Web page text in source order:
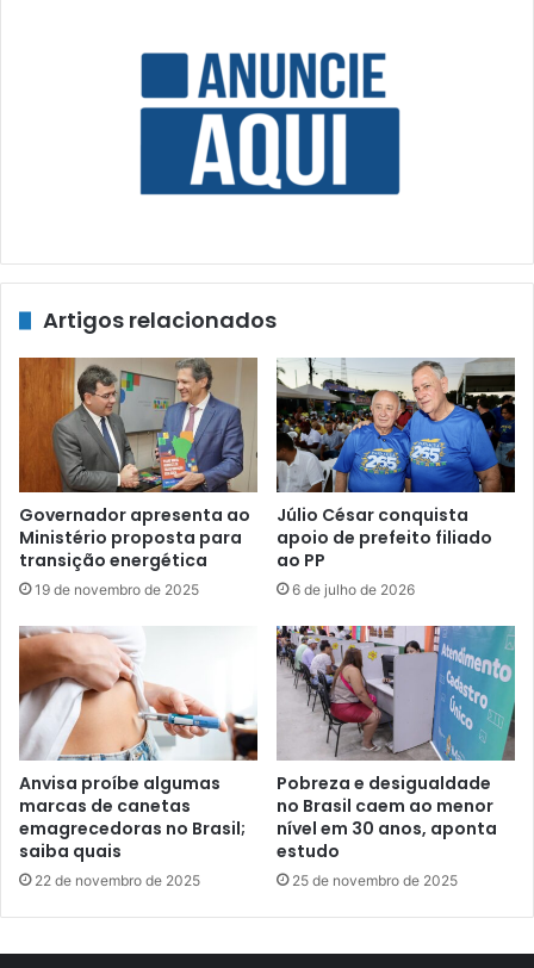
Artigos relacionados
Governador apresenta ao
Ministério proposta para
transição energética
19 de novembro de 2025
Júlio César conquista
apoio de prefeito filiado
ao PP
6 de julho de 2026
Anvisa proíbe algumas
marcas de canetas
emagrecedoras no Brasil;
saiba quais
22 de novembro de 2025
Pobreza e desigualdade
no Brasil caem ao menor
nível em 30 anos, aponta
estudo
25 de novembro de 2025